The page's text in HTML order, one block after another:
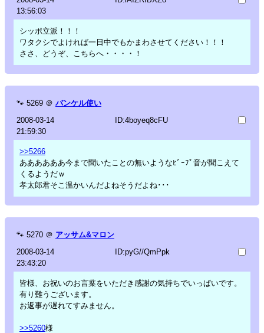
13:56:03
シッポ立派！！！
ワタクシでよければ一日中でもかまわさせてください！！！
ささ、どうぞ、こちらへ・・・・！
🐾 5269 ＠ バンケル使い
2008-03-14
21:59:30
ID:4boyeq8cFU
>>5266
ああああああ今まで聞いたことの無いようなﾋﾞｰﾌﾟ音が聞こえて
くるようだｗ
孝太郎君そこ温かいんだよねそうだよね･･･
🐾 5270 ＠ アッサム&マロン
2008-03-14
23:43:20
ID:pyG//QmPpk
皆様、お祝いのお言葉をいただき感謝の気持ちでいっぱいです。
有り難うございます。
お返事が遅れてすみません。
>>5260様